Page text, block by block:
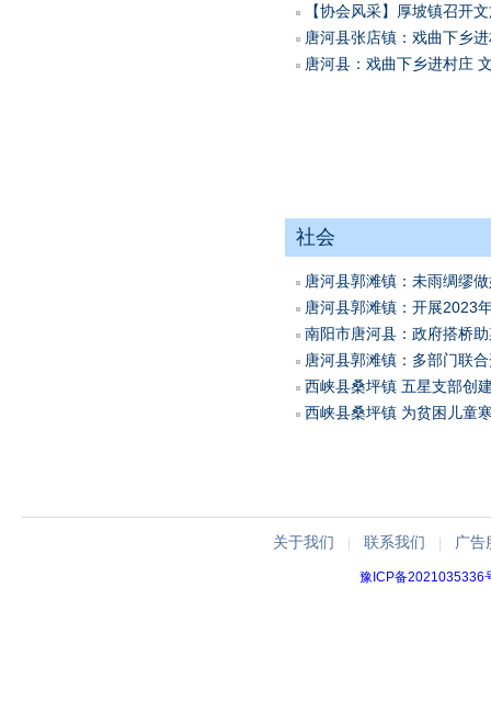
【协会风采】厚坡镇召开
唐河县张店镇：戏曲下乡
唐河县：戏曲下乡进村庄
社会
唐河县郭滩镇：未雨绸缪
唐河县郭滩镇：开展2023
南阳市唐河县：政府搭桥
唐河县郭滩镇：多部门联
西峡县桑坪镇 五星支部创
西峡县桑坪镇 为贫困儿童
关于我们 联系我们 广告
豫ICP备2021035336